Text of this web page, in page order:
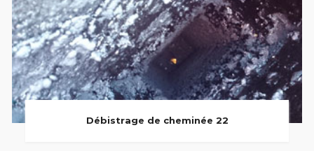
Débistrage de cheminée 22